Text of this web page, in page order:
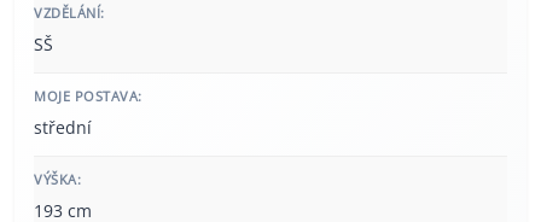
VZDĚLÁNÍ:
SŠ
MOJE POSTAVA:
střední
VÝŠKA:
193 cm